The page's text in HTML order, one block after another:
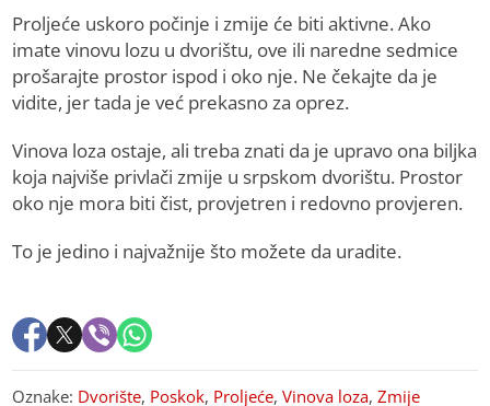
Proljeće uskoro počinje i zmije će biti aktivne. Ako
imate vinovu lozu u dvorištu, ove ili naredne sedmice
prošarajte prostor ispod i oko nje. Ne čekajte da je
vidite, jer tada je već prekasno za oprez.
Vinova loza ostaje, ali treba znati da je upravo ona biljka
koja najviše privlači zmije u srpskom dvorištu. Prostor
oko nje mora biti čist, provjetren i redovno provjeren.
To je jedino i najvažnije što možete da uradite.
Oznake: Dvorište, Poskok, Proljeće,Vinova loza,Zmije